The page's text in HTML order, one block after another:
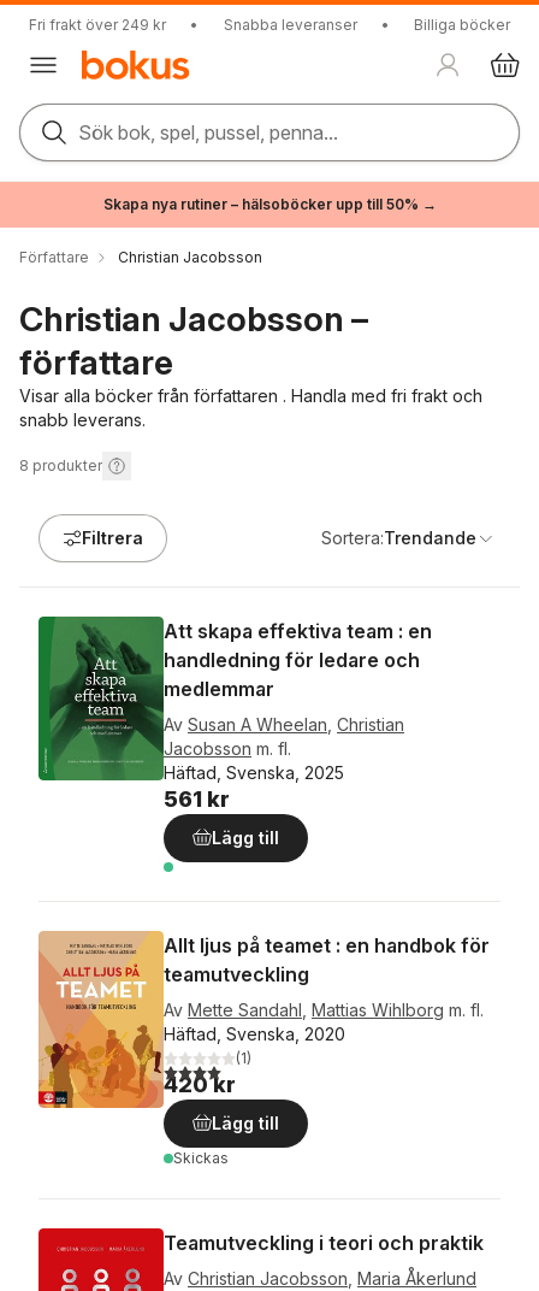
Fri frakt över 249 kr • Snabba leveranser • Billiga böcker
Sök bok, spel, pussel, penna...
Skapa nya rutiner – hälsoböcker upp till 50% →
Författare Christian Jacobsson
Christian Jacobsson –
författare
Visar alla böcker från författaren . Handla med fri frakt och
snabb leverans.
8 produkter
Filtrera Sortera:Trendande
Att skapa effektiva team : en
handledning för ledare och
medlemmar
Av Susan A Wheelan Christian
Jacobsson m. fl.
Häftad, Svenska, 2025
561 kr
Lägg till
Allt ljus på teamet : en handbok för
teamutveckling
Av Mette Sandahl Mattias Wihlborg m. fl.
Häftad, Svenska, 2020
4,0utav 5 stjärnor. Totalt antal röster:
(1)
420 kr
Lägg till
Skickas
Teamutveckling i teori och praktik
Av Christian Jacobsson Maria Åkerlund